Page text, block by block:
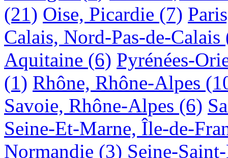
(21) Oise, Picardie (7)
Calais, Nord-Pas-de-Calais
Aquitaine (6) Pyrénées-
(1) Rhône, Rhône-Alpes
Savoie, Rhône-Alpes (6)
Seine-Et-Marne, Île-de-
Normandie (3) Seine-